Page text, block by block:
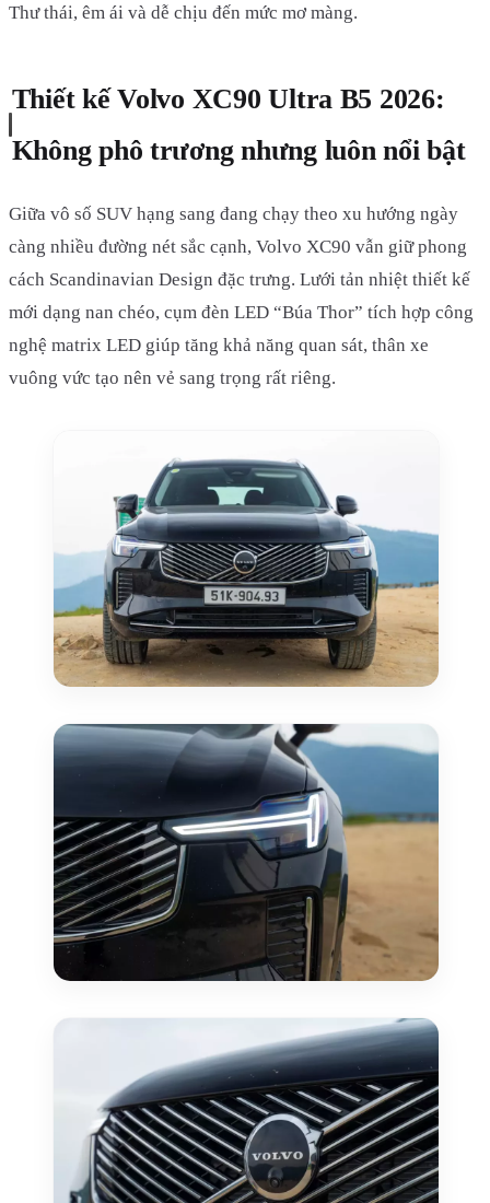
Thư thái, êm ái và dễ chịu đến mức mơ màng.
Thiết kế Volvo XC90 Ultra B5 2026:
Không phô trương nhưng luôn nổi bật
Giữa vô số SUV hạng sang đang chạy theo xu hướng ngày
càng nhiều đường nét sắc cạnh, Volvo XC90 vẫn giữ phong
cách Scandinavian Design đặc trưng. Lưới tản nhiệt thiết kế
mới dạng nan chéo, cụm đèn LED “Búa Thor” tích hợp công
nghệ matrix LED giúp tăng khả năng quan sát, thân xe
vuông vức tạo nên vẻ sang trọng rất riêng.